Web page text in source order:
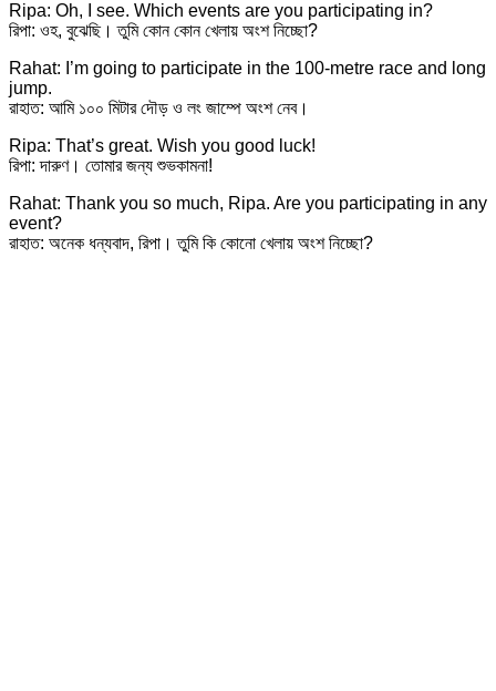
Ripa: Oh, I see. Which events are you participating in?
রিপা: ওহ, বুঝেছি। তুমি কোন কোন খেলায় অংশ নিচ্ছো?
Rahat: I’m going to participate in the 100-metre race and long
jump.
রাহাত: আমি ১০০ মিটার দৌড় ও লং জাম্পে অংশ নেব।
Ripa: That’s great. Wish you good luck!
রিপা: দারুণ। তোমার জন্য শুভকামনা!
Rahat: Thank you so much, Ripa. Are you participating in any
event?
রাহাত: অনেক ধন্যবাদ, রিপা। তুমি কি কোনো খেলায় অংশ নিচ্ছো?